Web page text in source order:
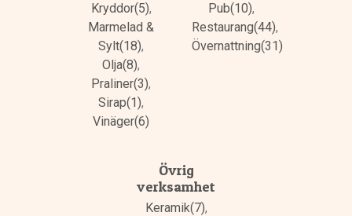
Kryddor(5),
Marmelad &
Sylt(18),
Olja(8),
Praliner(3),
Sirap(1),
Vinäger(6)
Pub(10),
Restaurang(44),
Övernattning(31)
Övrig
verksamhet
Keramik(7),